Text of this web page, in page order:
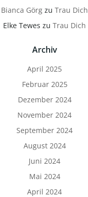
Bianca Görg zu Trau Dich
Elke Tewes zu Trau Dich
Archiv
April 2025
Februar 2025
Dezember 2024
November 2024
September 2024
August 2024
Juni 2024
Mai 2024
April 2024